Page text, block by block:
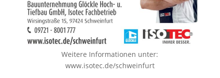
Weitere Informationen unter:
www.isotec.de/schweinfurt